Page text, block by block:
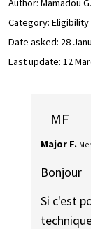
Author: Mamadou G.
Category:
Date asked: 28
Last update: 12
MF
Major F.
Bonjour
Si c'est